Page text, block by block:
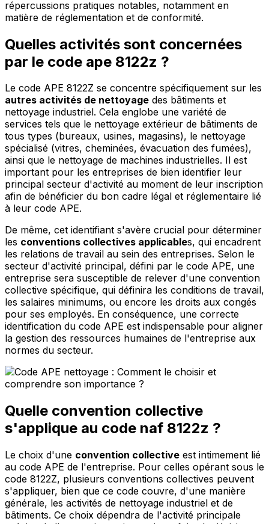
répercussions pratiques notables, notamment en
matière de réglementation et de conformité.
Quelles activités sont concernées
par le code ape 8122z ?
Le code APE 8122Z se concentre spécifiquement sur les
autres activités de nettoyage des bâtiments et
nettoyage industriel. Cela englobe une variété de
services tels que le nettoyage extérieur de bâtiments de
tous types (bureaux, usines, magasins), le nettoyage
spécialisé (vitres, cheminées, évacuation des fumées),
ainsi que le nettoyage de machines industrielles. Il est
important pour les entreprises de bien identifier leur
principal secteur d'activité au moment de leur inscription
afin de bénéficier du bon cadre légal et réglementaire lié
à leur code APE.
De même, cet identifiant s'avère crucial pour déterminer
les conventions collectives applicables, qui encadrent
les relations de travail au sein des entreprises. Selon le
secteur d'activité principal, défini par le code APE, une
entreprise sera susceptible de relever d'une convention
collective spécifique, qui définira les conditions de travail,
les salaires minimums, ou encore les droits aux congés
pour ses employés. En conséquence, une correcte
identification du code APE est indispensable pour aligner
la gestion des ressources humaines de l'entreprise aux
normes du secteur.
Quelle convention collective
s'applique au code naf 8122z ?
Le choix d'une convention collective est intimement lié
au code APE de l'entreprise. Pour celles opérant sous le
code 8122Z, plusieurs conventions collectives peuvent
s'appliquer, bien que ce code couvre, d'une manière
générale, les activités de nettoyage industriel et de
bâtiments. Ce choix dépendra de l'activité principale